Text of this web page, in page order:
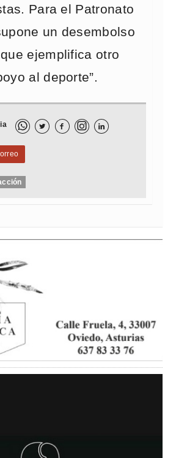
Para el Patronato
un desembolso
ejemplifica otro
al deporte”.
  